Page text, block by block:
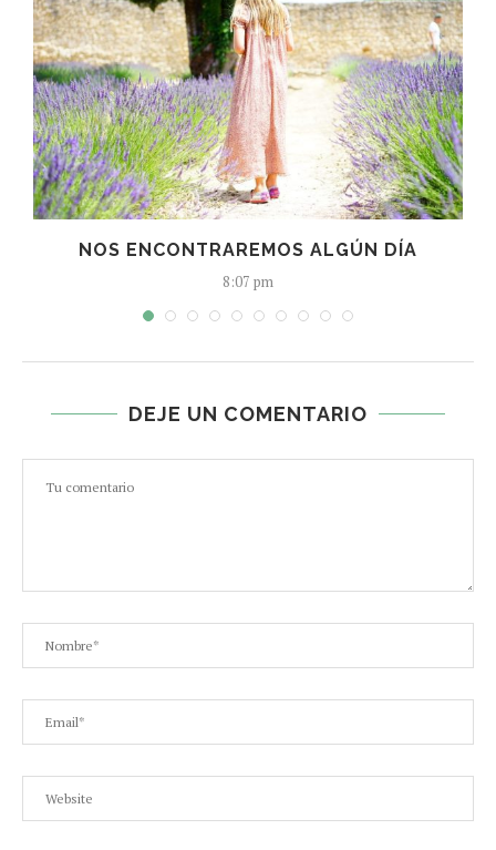
NOS ENCONTRAREMOS ALGÚN DÍA
8:07 pm
DEJE UN COMENTARIO